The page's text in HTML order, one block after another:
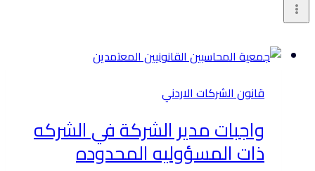
قانون الشركات الاردني
واجبات مدير الشركة في الشركه
ذات المسؤوليه المحدوده